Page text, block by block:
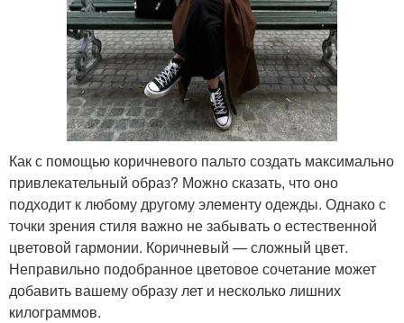
Как с помощью коричневого пальто создать максимально
привлекательный образ? Можно сказать, что оно
подходит к любому другому элементу одежды. Однако с
точки зрения стиля важно не забывать о естественной
цветовой гармонии. Коричневый — сложный цвет.
Неправильно подобранное цветовое сочетание может
добавить вашему образу лет и несколько лишних
килограммов.